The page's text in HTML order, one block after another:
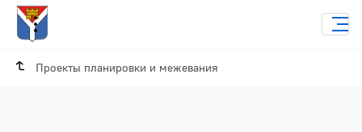
Проекты планировки и межевания